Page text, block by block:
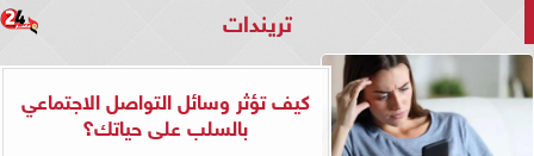
تريندات
كيف تؤثر وسائل التواصل الاجتماعي
بالسلب على حياتك؟